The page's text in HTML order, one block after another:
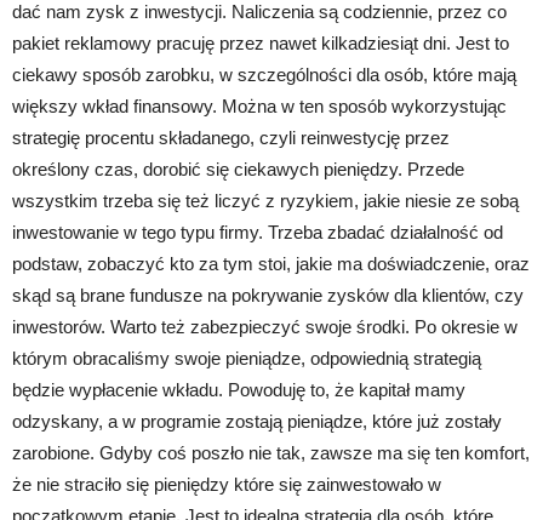
dać nam zysk z inwestycji. Naliczenia są codziennie, przez co
pakiet reklamowy pracuję przez nawet kilkadziesiąt dni. Jest to
ciekawy sposób zarobku, w szczególności dla osób, które mają
większy wkład finansowy. Można w ten sposób wykorzystując
strategię procentu składanego, czyli reinwestycję przez
określony czas, dorobić się ciekawych pieniędzy. Przede
wszystkim trzeba się też liczyć z ryzykiem, jakie niesie ze sobą
inwestowanie w tego typu firmy. Trzeba zbadać działalność od
podstaw, zobaczyć kto za tym stoi, jakie ma doświadczenie, oraz
skąd są brane fundusze na pokrywanie zysków dla klientów, czy
inwestorów. Warto też zabezpieczyć swoje środki. Po okresie w
którym obracaliśmy swoje pieniądze, odpowiednią strategią
będzie wypłacenie wkładu. Powoduję to, że kapitał mamy
odzyskany, a w programie zostają pieniądze, które już zostały
zarobione. Gdyby coś poszło nie tak, zawsze ma się ten komfort,
że nie straciło się pieniędzy które się zainwestowało w
początkowym etapie. Jest to idealna strategia dla osób, które